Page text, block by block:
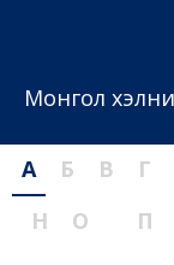
Монгол
А Б В Г
Н
О П